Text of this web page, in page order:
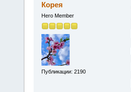
Корея
Hero Member
Публикации: 2190